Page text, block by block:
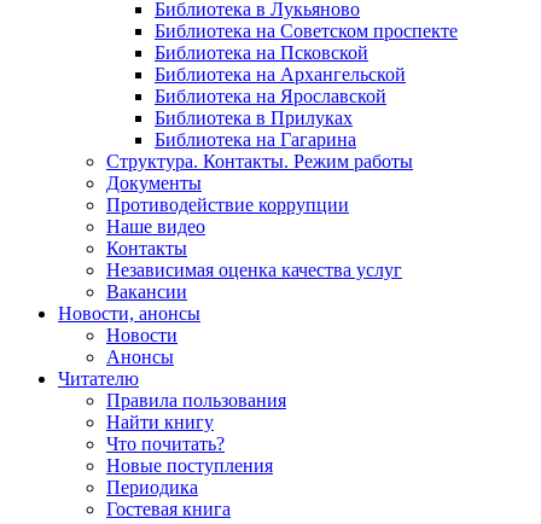
Библиотека в Лукьяново
Библиотека на Советском проспекте
Библиотека на Псковской
Библиотека на Архангельской
Библиотека на Ярославской
Библиотека в Прилуках
Библиотека на Гагарина
Структура. Контакты. Режим работы
Документы
Противодействие коррупции
Наше видео
Контакты
Независимая оценка качества услуг
Вакансии
Новости, анонсы
Новости
Анонсы
Читателю
Правила пользования
Найти книгу
Что почитать?
Новые поступления
Периодика
Гостевая книга